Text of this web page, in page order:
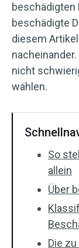
beschädigten
beschädigte
diesem
nicht
wählen.
So
allein
Über
Die